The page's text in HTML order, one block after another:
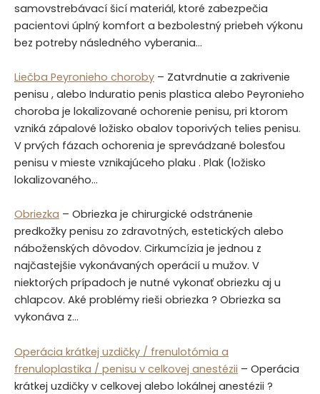
samovstrebávací šicí materiál, ktoré zabezpečia
pacientovi úplný komfort a bezbolestný priebeh výkonu
bez potreby následného vyberania…
Liečba Peyronieho choroby – Zatvrdnutie a zakrivenie
penisu , alebo Induratio penis plastica alebo Peyronieho
choroba je lokalizované ochorenie penisu, pri ktorom
vzniká zápalové ložisko obalov toporivých telies penisu.
V prvých fázach ochorenia je sprevádzané bolesťou
penisu v mieste vznikajúceho plaku . Plak (ložisko
lokalizovaného…
Obriezka – Obriezka je chirurgické odstránenie
predkožky penisu zo zdravotných, estetických alebo
náboženských dôvodov. Cirkumcízia je jednou z
najčastejšie vykonávaných operácií u mužov. V
niektorých prípadoch je nutné vykonať obriezku aj u
chlapcov. Aké problémy rieši obriezka ? Obriezka sa
vykonáva z…
Operácia krátkej uzdičky / frenulotómia a
frenuloplastika / penisu v celkovej anestézii – Operácia
krátkej uzdičky v celkovej alebo lokálnej anestézii ?